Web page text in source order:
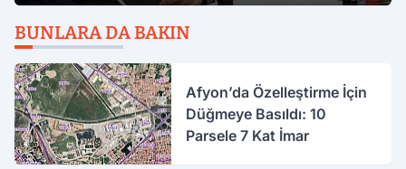
BUNLARA DA BAKIN
Afyon’da Özelleştirme İçin
Düğmeye Basıldı: 10
Parsele 7 Kat İmar